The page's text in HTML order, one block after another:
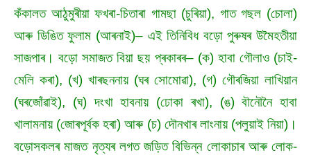
কঁকালত আঠুমুৰীয়া ফখৰা-চিতাৰা গামছা (চুৰিয়া), গাত গছল (চোলা)
আৰু ডিঙিত ফুলাম (আৰনাই)– এই তিনিবিধ বড়ো পুৰুষৰ উমৈহতীয়া
সাজপাৰ। বড়ো সমাজত বিয়া ছয় প্ৰকাৰৰ– (ক) হাবা গৌলাও (চাই-
মেলি কৰা), (খ) খাৰছননায় (ঘৰ সোমোৱা), (গ) গৌৰজিয়া লাখিয়ান
(ঘৰজোঁৱাই), (ঘ) দংখা হাবনায় (ঢোকা ৰখা), (ঙ) বৗনৌনৈ হাবা
খালামনায় (জোৰপূৰ্বক হৰা) আৰু (চ) দৌনখাৰ লাংনায় (পলুয়াই নিয়া)।
বড়োসকলৰ মাজত নৃত্যৰ লগত জড়িত বিভিন্ন লোকাচাৰ আৰু লোক-